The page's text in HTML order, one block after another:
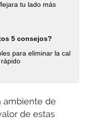
tu lado más
5 consejos?
para eliminar la cal
ambiente de
de estas